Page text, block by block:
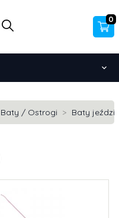
0
Baty / Ostrogi Baty